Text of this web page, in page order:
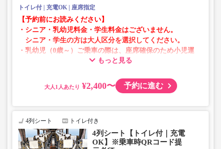
トイレ付 充電OK 座席指定
【予約前にお読みください】
・シニア・乳幼児料金・学生料金はございません。
シニア・学生の方は大人区分を選択してください。
・乳幼児（0歳～）ご乗車の際は、座席確保のため小児運
賃での乗車券が必要です。
・AM1時～5時の間はシステムメンテナンスの為ご予約が
・在庫の状況はリアルタイムの表示ではございません。
※売り切れの場合でも残数が表示される場合がありま
す。
・販売日・便ごとに随時価格が変動いたします。購入時に
もっと見る
大人 ¥2,400〜 予約に進む
4列シート トイレ付き
4列シート【トイレ付｜充電
OK】※乗車時QRコード提